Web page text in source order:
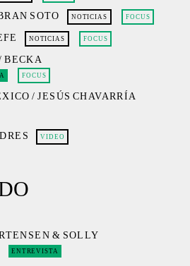
SOTO NOTICIAS FOCUS
NOTICIAS FOCUS
BECKA
FOCUS
/ JESÚS CHAVARRÍA
VIDEO
& SOLLY
ENTREVISTA